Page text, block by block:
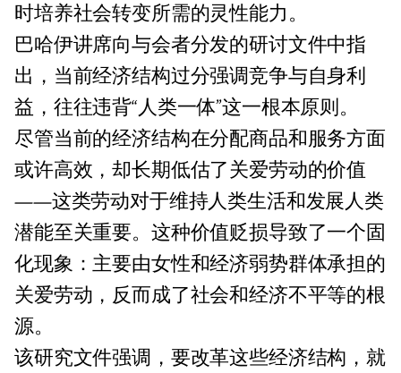
时培养社会转变所需的灵性能力。
巴哈伊讲席向与会者分发的研讨文件中指
出，当前经济结构过分强调竞争与自身利
益，往往违背“人类一体”这一根本原则。
尽管当前的经济结构在分配商品和服务方面
或许高效，却长期低估了关爱劳动的价值
——这类劳动对于维持人类生活和发展人类
潜能至关重要。这种价值贬损导致了一个固
化现象：主要由女性和经济弱势群体承担的
关爱劳动，反而成了社会和经济不平等的根
源。
该研究文件强调，要改革这些经济结构，就